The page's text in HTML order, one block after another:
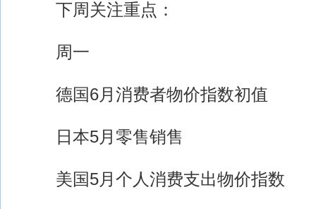
下周关注重点：
周一
德国6月消费者物价指数初值
日本5月零售销售
美国5月个人消费支出物价指数